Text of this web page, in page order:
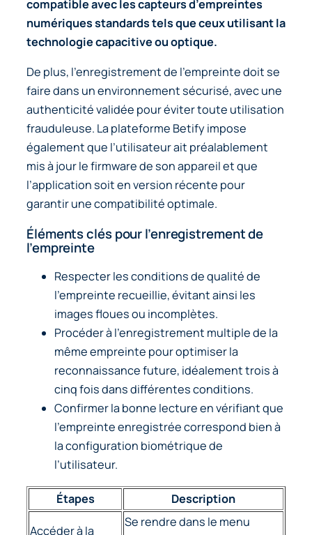
compatible avec les capteurs d’empreintes
numériques standards tels que ceux utilisant la
technologie capacitive ou optique.
De plus, l’enregistrement de l’empreinte doit se
faire dans un environnement sécurisé, avec une
authenticité validée pour éviter toute utilisation
frauduleuse. La plateforme Betify impose
également que l’utilisateur ait préalablement
mis à jour le firmware de son appareil et que
l’application soit en version récente pour
garantir une compatibilité optimale.
Éléments clés pour l’enregistrement de
l’empreinte
Respecter les conditions de qualité de
l’empreinte recueillie, évitant ainsi les
images floues ou incomplètes.
Procéder à l’enregistrement multiple de la
même empreinte pour optimiser la
reconnaissance future, idéalement trois à
cinq fois dans différentes conditions.
Confirmer la bonne lecture en vérifiant que
l’empreinte enregistrée correspond bien à
la configuration biométrique de
l’utilisateur.
Étapes Description
Accéder à la
Se rendre dans le menu